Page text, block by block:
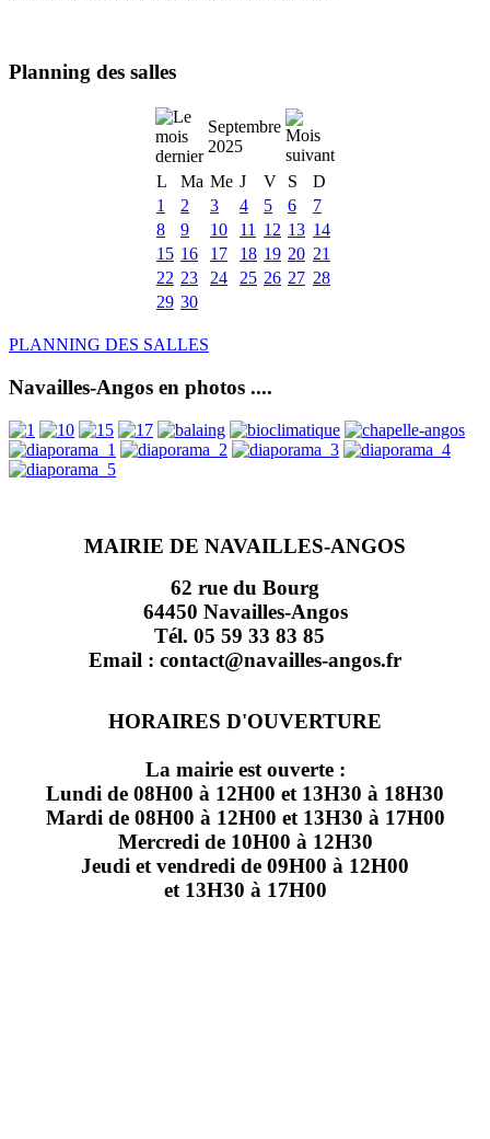
Planning des salles
Septembre
2025
L
Ma Me J V S
D
1
2 3 4 5 6
7
8
9 10 11 12 13 14
15 16 17 18 19 20 21
22 23 24 25 26 27 28
29 30
PLANNING DES SALLES
Navailles-Angos en photos ....
MAIRIE DE NAVAILLES-ANGOS
62 rue du Bourg
64450 Navailles-Angos
Tél. 05 59 33 83 85
Email : contact@navailles-angos.fr
HORAIRES D'OUVERTURE
La mairie est ouverte :
Lundi de 08H00 à 12H00 et 13H30 à 18H30
Mardi de 08H00 à 12H00 et 13H30 à 17H00
Mercredi de 10H00 à 12H30
Jeudi et vendredi de 09H00 à 12H00
et 13H30 à 17H00